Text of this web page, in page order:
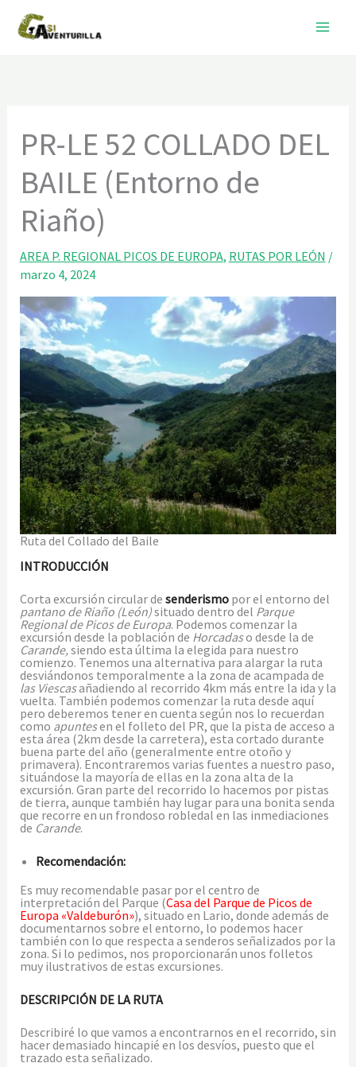
contenido
PR-LE 52 COLLADO DEL
BAILE (Entorno de
Riaño)
AREA P. REGIONAL PICOS DE EUROPA, RUTAS POR LEÓN /
marzo 4, 2024
Ruta del Collado del Baile
INTRODUCCIÓN
Corta excursión circular de senderismopor el entorno del
pantano de Riaño (León)situado dentro del Parque
Regional de Picos de Europa. Podemos comenzar la
excursión desde la población de Horcadaso desde la de
Carande,siendo esta última la elegida para nuestro
comienzo. Tenemos una alternativa para alargar la ruta
desviándonos temporalmente a la zona de acampada de
las Viescasañadiendo al recorrido 4km más entre la ida y la
vuelta. También podemos comenzar la ruta desde aquí
pero deberemos tener en cuenta según nos lo recuerdan
como apuntesen el folleto del PR, que la pista de acceso a
esta área (2km desde la carretera), esta cortado durante
buena parte del año (generalmente entre otoño y
primavera). Encontraremos varias fuentes a nuestro paso,
situándose la mayoría de ellas en la zona alta de la
excursión. Gran parte del recorrido lo hacemos por pistas
de tierra, aunque también hay lugar para una bonita senda
que recorre en un frondoso robledal en las inmediaciones
de Carande.
Recomendación:
Es muy recomendable pasar por el centro de
interpretación del Parque (Casa del Parque de Picos de
Europa «Valdeburón»), situado en Lario, donde además de
documentarnos sobre el entorno, lo podemos hacer
también con lo que respecta a senderos señalizados por la
zona. Si lo pedimos, nos proporcionarán unos folletos
muy ilustrativos de estas excursiones.
DESCRIPCIÓN DE LA RUTA
Describiré lo que vamos a encontrarnos en el recorrido, sin
hacer demasiado hincapié en los desvíos, puesto que el
trazado esta señalizado.